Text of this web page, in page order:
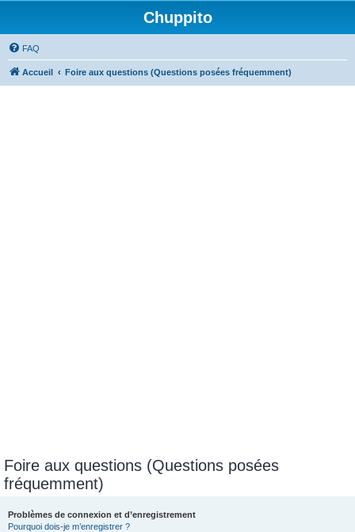
Chuppito
FAQ
Accueil Foire aux questions (Questions posées fréquemment)
Foire aux questions (Questions posées
fréquemment)
Problèmes de connexion et d’enregistrement
Pourquoi dois-je m’enregistrer ?